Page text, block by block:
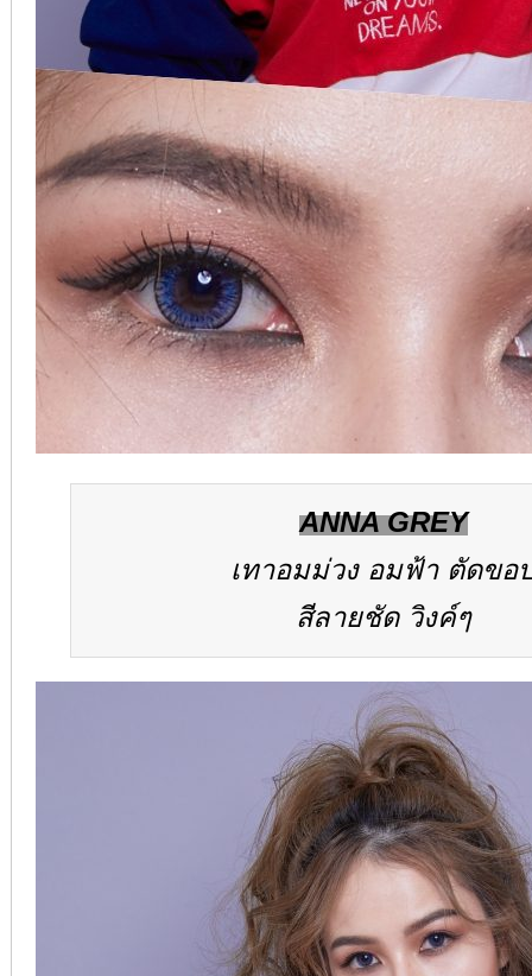
ANNA GREY
เทาอมม่วง อมฟ้า ตัดขอ
สีลายชัด วิงค์ๆ